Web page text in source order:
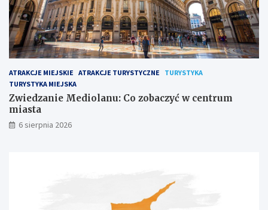
ATRAKCJE MIEJSKIE ATRAKCJE TURYSTYCZNE
TURYSTYKA
TURYSTYKA MIEJSKA
Zwiedzanie Mediolanu: Co zobaczyć w centrum
miasta
6 sierpnia 2026